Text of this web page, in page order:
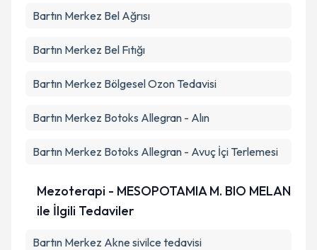
Bartın Merkez Bel Ağrısı
Bartın Merkez Bel Fıtığı
Bartın Merkez Bölgesel Ozon Tedavisi
Bartın Merkez Botoks Allegran - Alın
Bartın Merkez Botoks Allegran - Avuç İçi Terlemesi
Mezoterapi - MESOPOTAMIA M. BIO MELAN
ile İlgili Tedaviler
Bartın Merkez Akne sivilce tedavisi